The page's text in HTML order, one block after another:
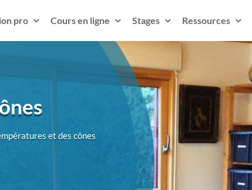
pro Cours en ligne Stages Ressources
et des cônes